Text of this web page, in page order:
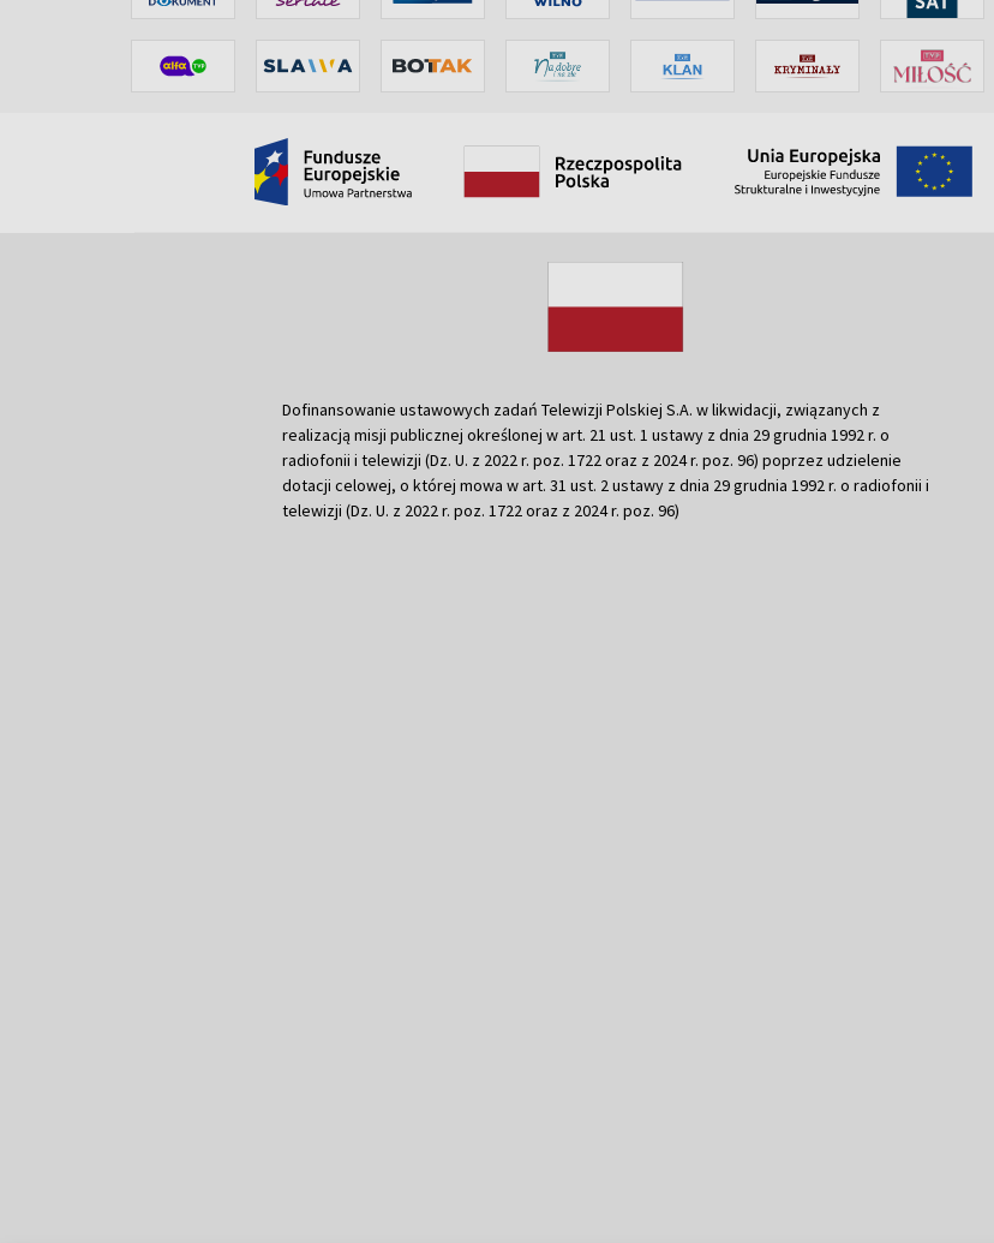
Dofinansowanie ustawowych zadań Telewizji Polskiej S.A. w likwidacji, związanych z
realizacją misji publicznej określonej w art. 21 ust. 1 ustawy z dnia 29 grudnia 1992 r. o
radiofonii i telewizji (Dz. U. z 2022 r. poz. 1722 oraz z 2024 r. poz. 96) poprzez udzielenie
dotacji celowej, o której mowa w art. 31 ust. 2 ustawy z dnia 29 grudnia 1992 r. o radiofonii i
telewizji (Dz. U. z 2022 r. poz. 1722 oraz z 2024 r. poz. 96)